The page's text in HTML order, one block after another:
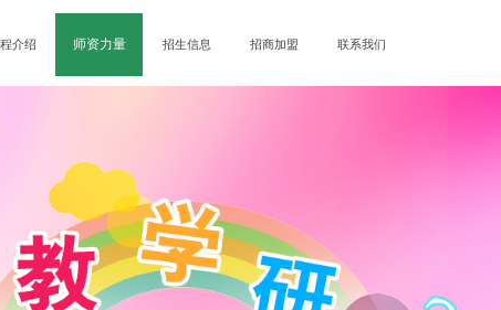
介绍 师资力量 招生信息 招商加盟 联系我们